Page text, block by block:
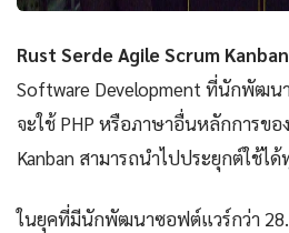
Rust Serde Agile Scrum Kanban
Software Development ที่นักพัฒน
จะใช้ PHP หรือภาษาอื่นหลักการขอ
Kanban สามารถนำไปประยุกต์ใช้ไ
ในยุคที่มีนักพัฒนาซอฟต์แวร์กว่า